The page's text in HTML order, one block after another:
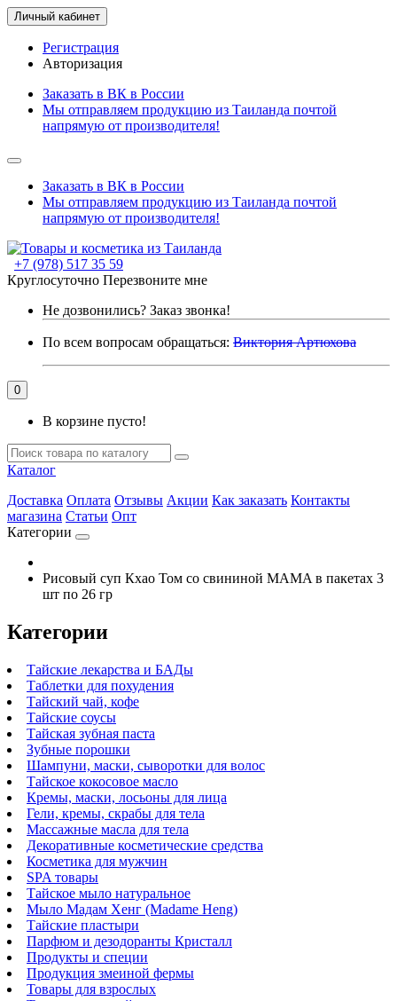
Личный кабинет
Регистрация
Авторизация
Заказать в ВК в России
Мы отправляем продукцию из Таиланда почтой
напрямую от производителя!
Заказать в ВК в России
Мы отправляем продукцию из Таиланда почтой
напрямую от производителя!
+7 (978) 517 35 59
Круглосуточно Перезвоните мне
Не дозвонились? Заказ звонка!
По всем вопросам обращаться: Виктория Артюхова
0
В корзине пусто!
Каталог
Доставка Оплата Отзывы Акции Как заказать Контакты
магазина Статьи Опт
Категории
Рисовый суп Кхао Том со свининой MAMA в пакетах 3
шт по 26 гр
Категории
Тайские лекарства и БАДы
Таблетки для похудения
Тайский чай, кофе
Тайские соусы
Тайская зубная паста
Зубные порошки
Шампуни, маски, сыворотки для волос
Тайское кокосовое масло
Кремы, маски, лосьоны для лица
Гели, кремы, скрабы для тела
Массажные масла для тела
Декоративные косметические средства
Косметика для мужчин
SPA товары
Тайское мыло натуральное
Мыло Мадам Хенг (Madame Heng)
Тайские пластыри
Парфюм и дезодоранты Кристалл
Продукты и специи
Продукция змеиной фермы
Товары для взрослых